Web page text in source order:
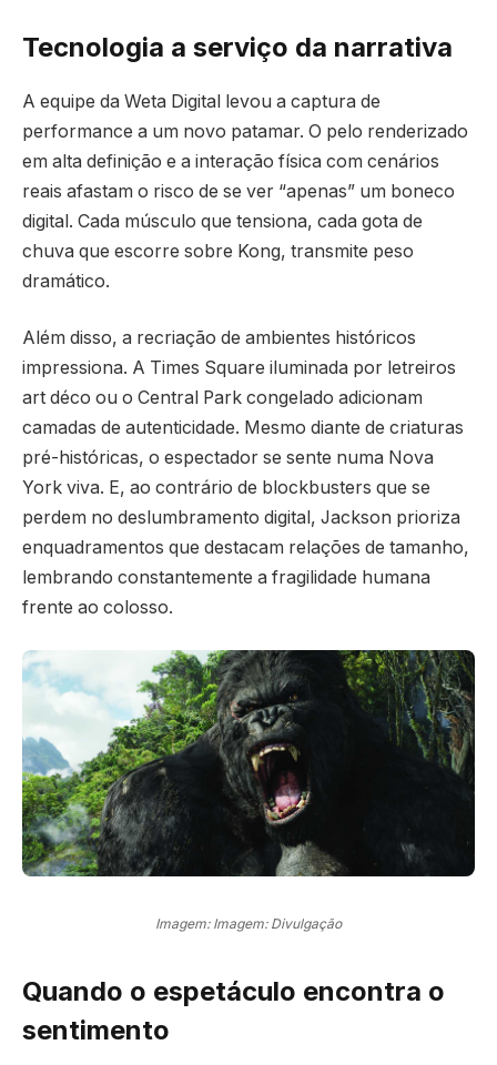
Tecnologia a serviço da narrativa
A equipe da Weta Digital levou a captura de
performance a um novo patamar. O pelo renderizado
em alta definição e a interação física com cenários
reais afastam o risco de se ver “apenas” um boneco
digital. Cada músculo que tensiona, cada gota de
chuva que escorre sobre Kong, transmite peso
dramático.
Além disso, a recriação de ambientes históricos
impressiona. A Times Square iluminada por letreiros
art déco ou o Central Park congelado adicionam
camadas de autenticidade. Mesmo diante de criaturas
pré-históricas, o espectador se sente numa Nova
York viva. E, ao contrário de blockbusters que se
perdem no deslumbramento digital, Jackson prioriza
enquadramentos que destacam relações de tamanho,
lembrando constantemente a fragilidade humana
frente ao colosso.
Imagem: Imagem: Divulgação
Quando o espetáculo encontra o
sentimento